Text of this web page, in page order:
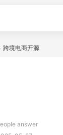
跨境电商开源
answer